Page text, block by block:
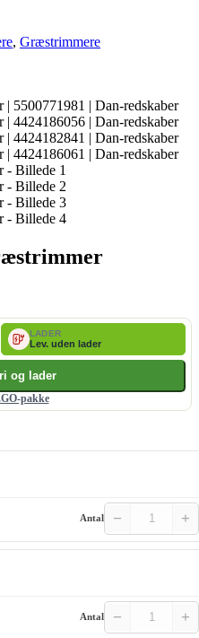
, Græstrimmere
LADER
Lev. uden lader
og lader
pakke
Antal − +
Antal − +